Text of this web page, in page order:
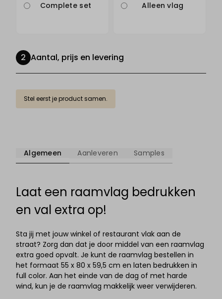
Complete set Alleen vlag
Aantal, prijs en levering
Stel eerst je product samen.
Algemeen Aanleveren Samples
Laat een raamvlag bedrukken
en val extra op!
Sta jij met jouw winkel of restaurant vlak aan de
straat? Zorg dan dat je door middel van een raamvlag
extra goed opvalt. Je kunt de raamvlag bestellen in
het formaat 55 x 80 x 59,5 cm en laten bedrukken in
full color. Aan het einde van de dag of met harde
wind, kun je de raamvlag makkelijk weer verwijderen.